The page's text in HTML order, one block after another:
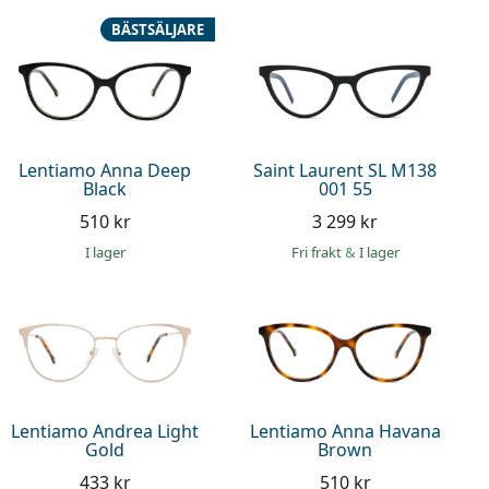
Lentiamo Anna Deep
Black
BÄSTSÄLJARE
510 kr
I lager
Saint Laurent SL M138
001 55
3 299 kr
Fri frakt& I lager
Lentiamo Andrea Light
Gold
433 kr
Lentiamo Anna Havana
Brown
510 kr